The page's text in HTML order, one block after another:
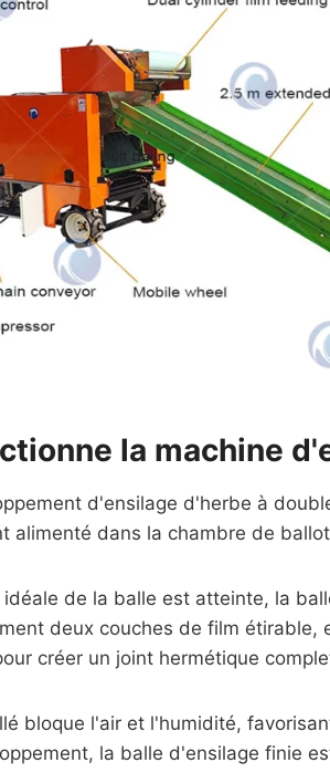
la machine
d'ensilage d'herbe à
alimenté dans la chambre de
de la balle est atteinte, la
deux couches de film
créer un joint hermétique
bloque l'air et l'humidité,
la balle d'ensilage finie